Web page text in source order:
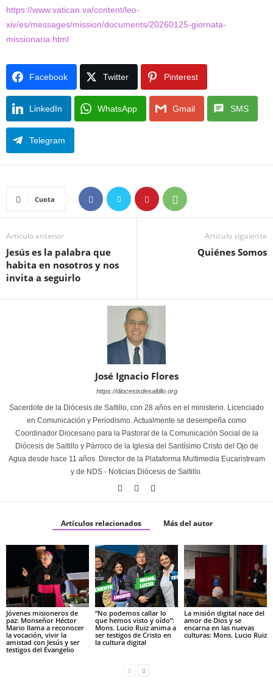
https://www.vatican.va/content/leo-
xiv/es/messages/mission/documents/20260125-giornata-
missionaria.html
Facebook Twitter Pinterest
LinkedIn WhatsApp Gmail SMS
Telegram
Cuota
Artículo anterior
Jesús es la palabra que
habita en nosotros y nos
invita a seguirlo
Artículo siguiente
Quiénes Somos
José Ignacio Flores
https://diocesisdesaltillo.org
Sacerdote de la Diócesis de Saltillo, con 28 años en el ministerio. Licenciado
en Comunicación y Periodismo. Actualmente se desempeña como
Coordinador Diocesano para la Pastoral de la Comunicación Social de la
Diócesis de Saltillo y Párroco de la Iglesia del Santísimo Cristo del Ojo de
Agua desde hace 11 años. Director de la Plataforma Multimedia Eucaristream
y de NDS - Noticias Diócesis de Saltillo.
Artículos relacionados Más del autor
Jóvenes misioneros de
paz: Monseñor Héctor
Mario llama a reconocer
la vocación, vivir la
amistad con Jesús y ser
testigos del Evangelio
“No podemos callar lo
que hemos visto y oído”:
Mons. Lucio Ruiz anima a
ser testigos de Cristo en
la cultura digital
La misión digital nace del
amor de Dios y se
encarna en las nuevas
culturas: Mons. Lucio Ruiz